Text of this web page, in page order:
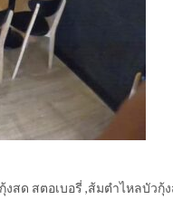
สด สตอเบอรี่ ,ส้มตำไหลบัวกุ้